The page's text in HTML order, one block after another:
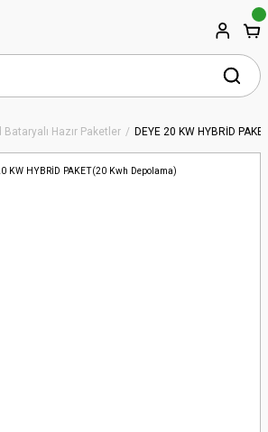
Bataryalı Hazır Paketler DEYE 20 KW HYBRİD